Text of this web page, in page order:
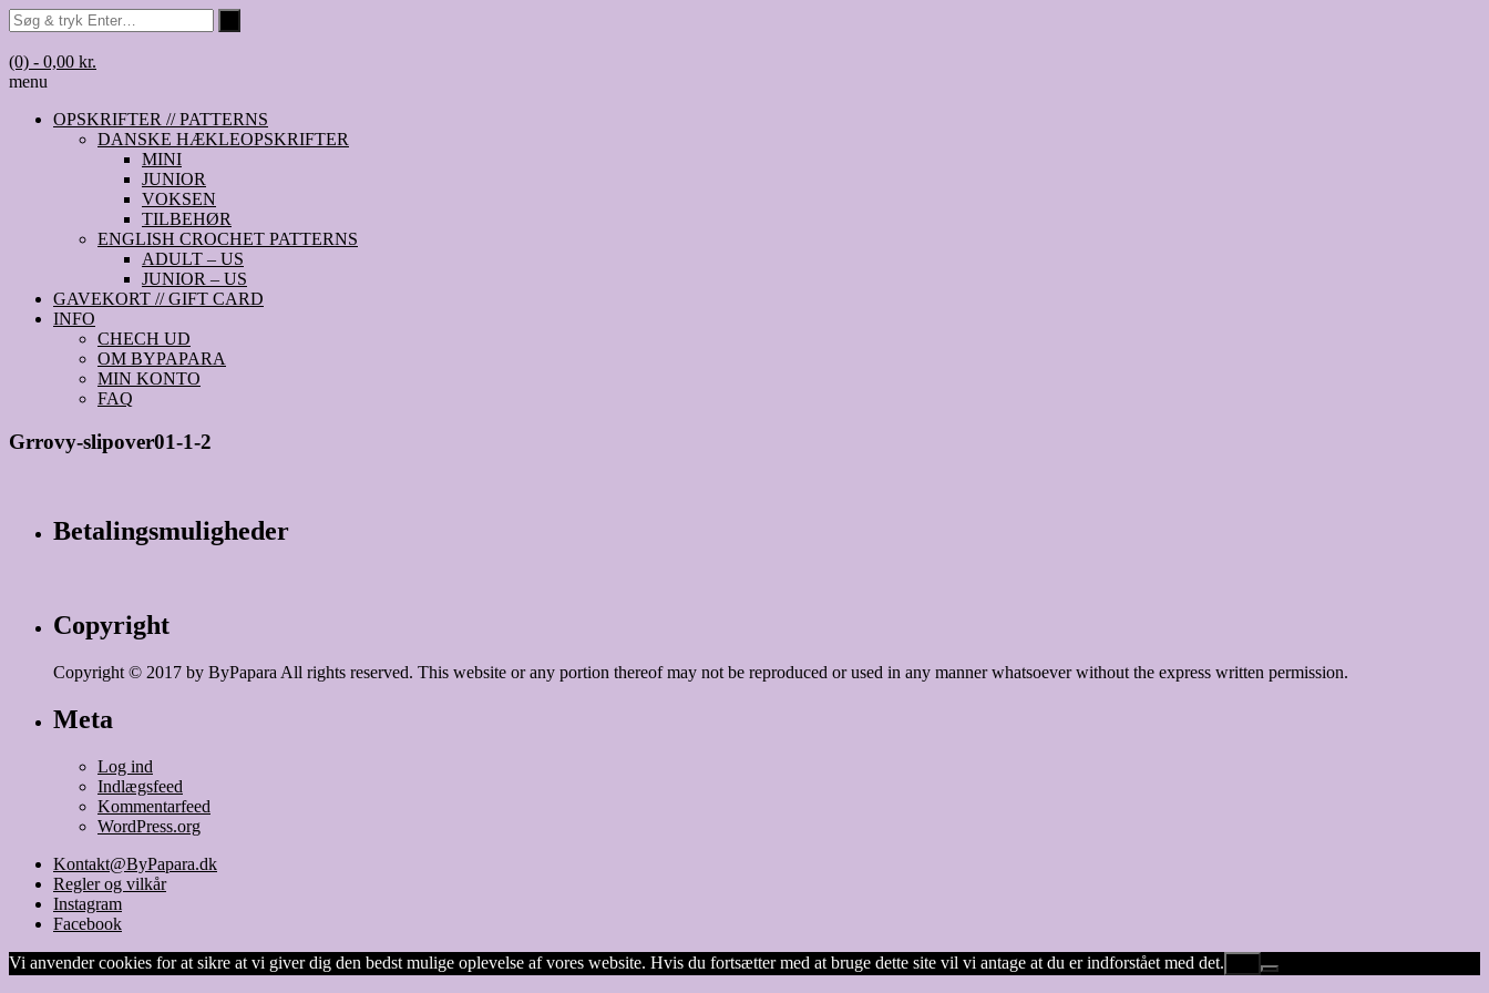
(0) - 0,00 kr.
menu
OPSKRIFTER // PATTERNS
DANSKE HÆKLEOPSKRIFTER
MINI
JUNIOR
VOKSEN
TILBEHØR
ENGLISH CROCHET PATTERNS
ADULT – US
JUNIOR – US
GAVEKORT // GIFT CARD
INFO
CHECH UD
OM BYPAPARA
MIN KONTO
FAQ
Grrovy-slipover01-1-2
Betalingsmuligheder
Copyright
Copyright © 2017 by ByPapara All rights reserved. This website or any portion thereof may not be reproduced or used in any manner whatsoever without the express written permission.
Meta
Log ind
Indlægsfeed
Kommentarfeed
WordPress.org
Kontakt@ByPapara.dk
Regler og vilkår
Instagram
Facebook
Vi anvender cookies for at sikre at vi giver dig den bedst mulige oplevelse af vores website. Hvis du fortsætter med at bruge dette site vil vi antage at du er indforstået med det.